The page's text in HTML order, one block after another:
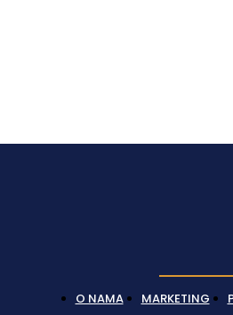
O NAMA MARKETING